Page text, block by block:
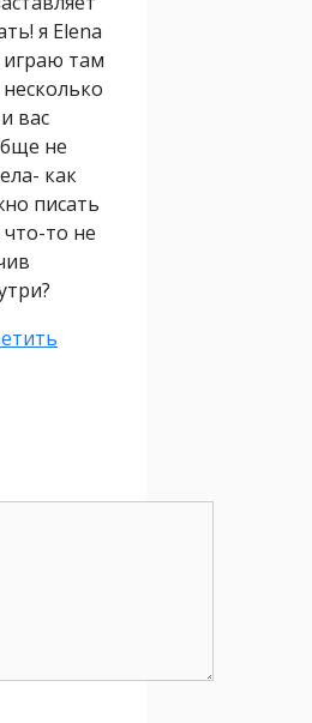
я Elena
играю там
вас
не
как
писать
то не